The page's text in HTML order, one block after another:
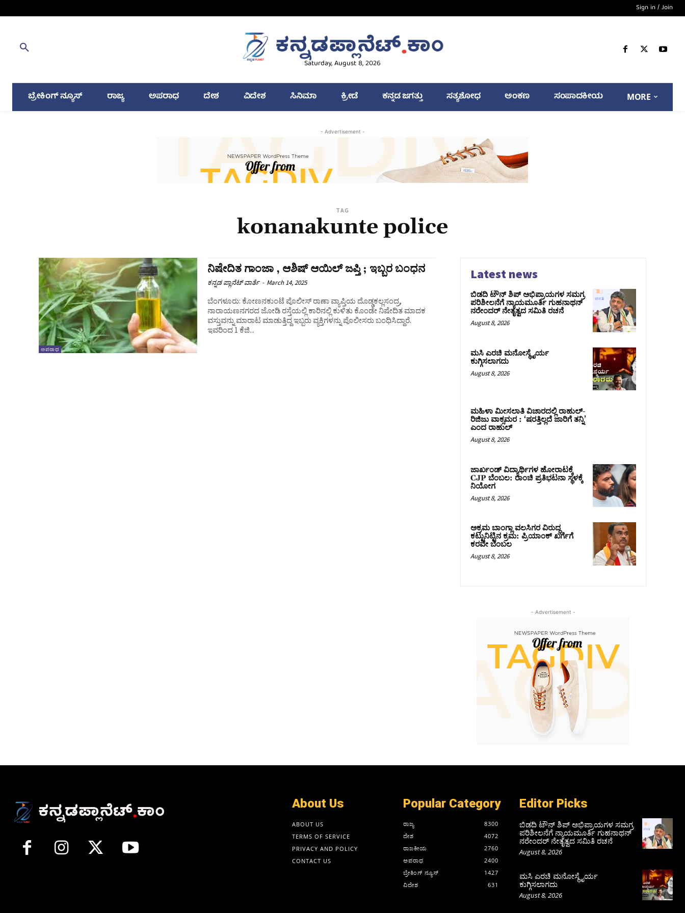
Sign in / Join
Saturday, August 8, 2026
ಬ್ರೇಕಿಂಗ್ ನ್ಯೂಸ್ ರಾಜ್ಯ ಅಪರಾಧ ದೇಶ ವಿದೇಶ ಸಿನಿಮಾ ಕ್ರೀಡೆ ಕನ್ನಡ ಜಗತ್ತು ಸತ್ಯಶೋಧ ಅಂಕಣ ಸಂಪಾದಕೀಯ MORE
- Advertisement -
TAG
konanakunte police
ಅಪರಾಧ
ನಿಷೇದಿತ ಗಾಂಜಾ , ಆಶಿಷ್‌ ಆಯಿಲ್‌ ಜಪ್ತಿ ; ಇಬ್ಬರ ಬಂಧನ
ಕನ್ನಡ ಪ್ಲಾನೆಟ್ ವಾರ್ತೆ - March 14, 2025
ಬೆಂಗಳೂರು: ಕೋಣನಕುಂಟೆ ಪೊಲೀಸ್ ರಾಣಾ ವ್ಯಾಪ್ತಿಯ ದೊಡ್ಡಕಲ್ಲಸಂದ್ರ,
ನಾರಾಯಣನಗರದ ಜೋಡಿ ರಸ್ತೆಯಲ್ಲಿ ಕಾರಿನಲ್ಲಿ ಕುಳಿತು ಕೊಂಡೇ ನಿಷೇದಿತ ಮಾದಕ
ವಸ್ತುವನ್ನು ಮಾರಾಟ ಮಾಡುತ್ತಿದ್ದ ಇಬ್ಬರು ವ್ಯಕ್ತಿಗಳನ್ನು ಪೊಲೀಸರು ಬಂಧಿಸಿದ್ದಾರೆ.
ಇವರಿಂದ 1 ಕೆಜಿ...
Latest news
ಬಿಡದಿ ಟೌನ್ ಶಿಪ್ ಅಭಿಪ್ರಾಯಗಳ ಸಮಗ್ರ
ಪರಿಶೀಲನೆಗೆ ನ್ಯಾಯಮೂರ್ತಿ ಗುಹನಾಥನ್
ನರೇಂದರ್ ನೇತೃತ್ವದ ಸಮಿತಿ ರಚನೆ
August 8, 2026
ಮಸಿ ಎರಚಿ ಮನೋಸ್ಥೈರ್ಯ
ಕುಗ್ಗಿಸಲಾಗದು
August 8, 2026
ಮಹಿಳಾ ಮೀಸಲಾತಿ ವಿಚಾರದಲ್ಲಿ ರಾಹುಲ್‌-
ರಿಜಿಜು ವಾಕ್ಸಮರ : ‘ಷರತ್ತಿಲ್ಲದೆ ಜಾರಿಗೆ ತನ್ನಿ’
ಎಂದ ರಾಹುಲ್‌
August 8, 2026
ಜಾರ್ಖಂಡ್‌ ವಿದ್ಯಾರ್ಥಿಗಳ ಹೋರಾಟಕ್ಕೆ
CJP ಬೆಂಬಲ: ರಾಂಚಿ ಪ್ರತಿಭಟನಾ ಸ್ಥಳಕ್ಕೆ
ನಿಯೋಗ
August 8, 2026
ಅಕ್ರಮ ಬಾಂಗ್ಲಾ ವಲಸಿಗರ ವಿರುದ್ಧ
ಕಟ್ಟುನಿಟ್ಟಿನ ಕ್ರಮ: ಪ್ರಿಯಾಂಕ್ ಖರ್ಗೆಗೆ
ಕರವೇ ಬೆಂಬಲ
August 8, 2026
- Advertisement -
About Us
ABOUT US
TERMS OF SERVICE
PRIVACY AND POLICY
CONTACT US
Popular Category
ರಾಜ್ಯ
8300
ದೇಶ
4072
ರಾಜಕೀಯ
2760
ಅಪರಾಧ
2400
ಬ್ರೇಕಿಂಗ್ ನ್ಯೂಸ್
1427
ವಿದೇಶ
631
Editor Picks
ಬಿಡದಿ ಟೌನ್ ಶಿಪ್ ಅಭಿಪ್ರಾಯಗಳ ಸಮಗ್ರ
ಪರಿಶೀಲನೆಗೆ ನ್ಯಾಯಮೂರ್ತಿ ಗುಹನಾಥನ್
ನರೇಂದರ್ ನೇತೃತ್ವದ ಸಮಿತಿ ರಚನೆ
August 8, 2026
ಮಸಿ ಎರಚಿ ಮನೋಸ್ಥೈರ್ಯ
ಕುಗ್ಗಿಸಲಾಗದು
August 8, 2026